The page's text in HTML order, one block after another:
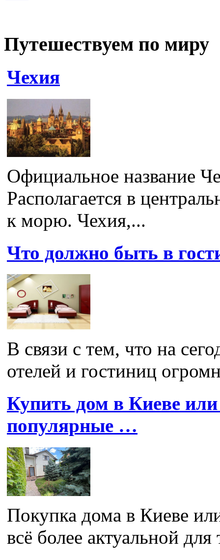
Путешествуем по миру
Чехия
Официальное название
Располагается в
к морю. Чехия,...
Что должно быть в
В связи с тем, что на
отелей и гостиниц
Купить дом в Киеве
популярные …
Покупка дома в Киеве
всё более актуальной